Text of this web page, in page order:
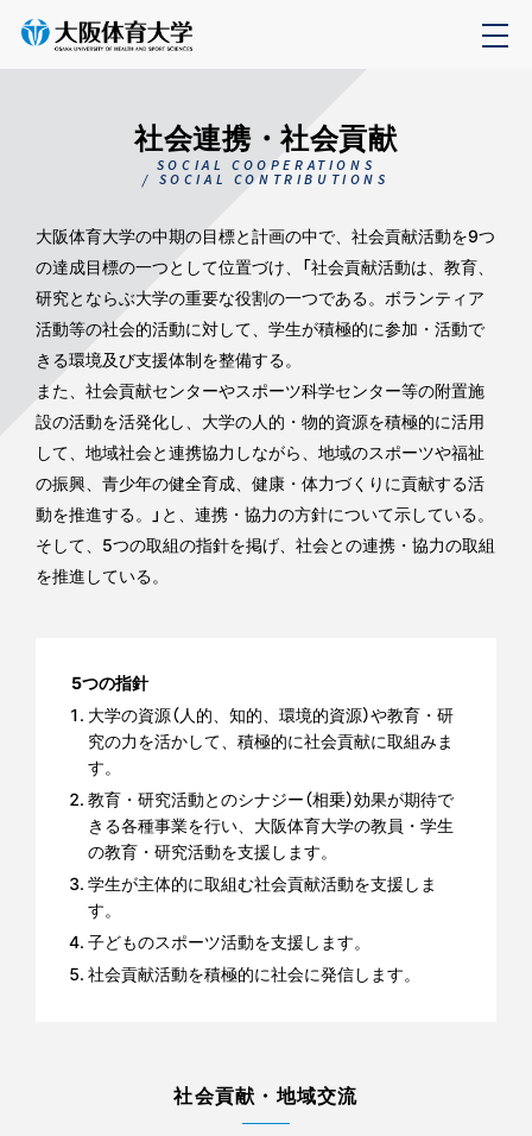
社会連携・社会貢献
SOCIAL COOPERATIONS
/ SOCIAL CONTRIBUTIONS
大阪体育大学の中期の目標と計画の中で、社会貢献活動を9つ
の達成目標の一つとして位置づけ、「社会貢献活動は、教育、
研究とならぶ大学の重要な役割の一つである。ボランティア
活動等の社会的活動に対して、学生が積極的に参加・活動で
きる環境及び支援体制を整備する。
また、社会貢献センターやスポーツ科学センター等の附置施
設の活動を活発化し、大学の人的・物的資源を積極的に活用
して、地域社会と連携協力しながら、地域のスポーツや福祉
の振興、青少年の健全育成、健康・体力づくりに貢献する活
動を推進する。」と、連携・協力の方針について示している。
そして、5つの取組の指針を掲げ、社会との連携・協力の取組
を推進している。
5つの指針
大学の資源（人的、知的、環境的資源）や教育・研
究の力を活かして、積極的に社会貢献に取組みま
す。
教育・研究活動とのシナジー（相乗）効果が期待で
きる各種事業を行い、大阪体育大学の教員・学生
の教育・研究活動を支援します。
学生が主体的に取組む社会貢献活動を支援しま
す。
子どものスポーツ活動を支援します。
社会貢献活動を積極的に社会に発信します。
社会貢献・地域交流